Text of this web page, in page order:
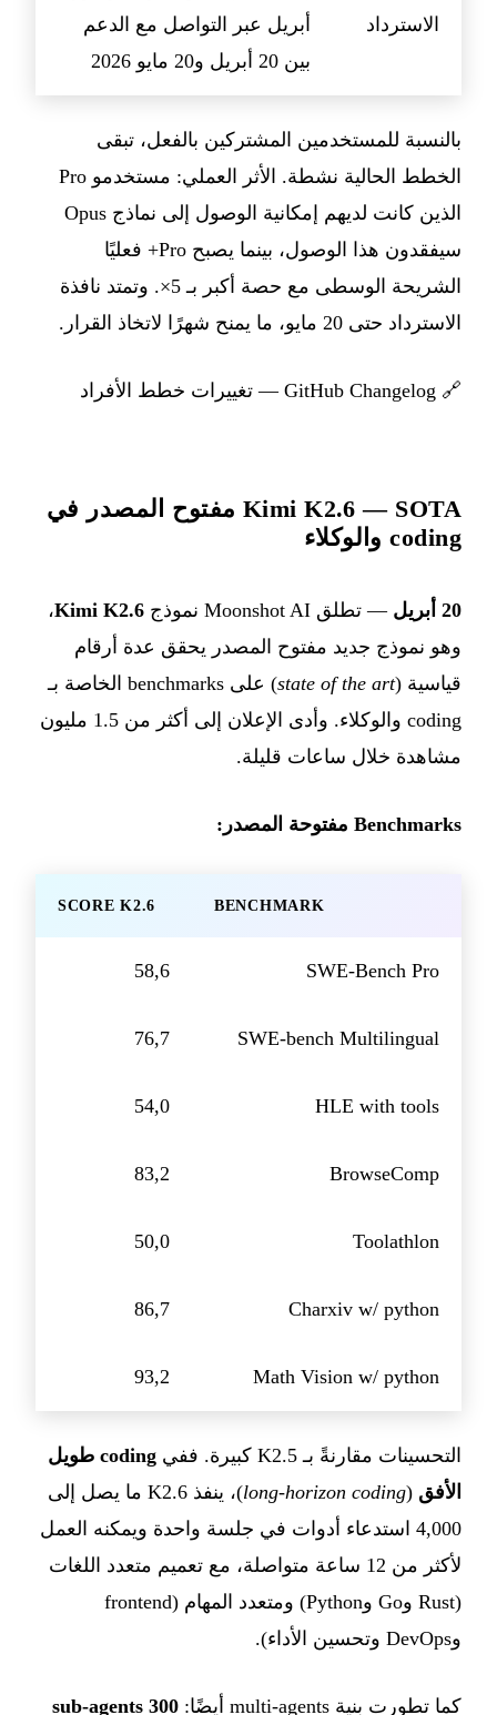
الاسترداد
أبريل عبر التواصل مع الدعم
بين 20 أبريل و20 مايو 2026
بالنسبة للمستخدمين المشتركين بالفعل، تبقى
الخطط الحالية نشطة. الأثر العملي: مستخدمو Pro
الذين كانت لديهم إمكانية الوصول إلى نماذج Opus
سيفقدون هذا الوصول، بينما يصبح Pro+ فعليًا
الشريحة الوسطى مع حصة أكبر بـ 5×. وتمتد نافذة
الاسترداد حتى 20 مايو، ما يمنح شهرًا لاتخاذ القرار.
🔗 GitHub Changelog — تغييرات خطط الأفراد
Kimi K2.6 — SOTA مفتوح المصدر في
coding والوكلاء
20 أبريل — تطلق Moonshot AI نموذج Kimi K2.6،
وهو نموذج جديد مفتوح المصدر يحقق عدة أرقام
قياسية (state of the art
) على benchmarks الخاصة بـ
coding والوكلاء. وأدى الإعلان إلى أكثر من 1.5 مليون
مشاهدة خلال ساعات قليلة.
Benchmarks مفتوحة المصدر:
BENCHMARK
SCORE K2.6
SWE-Bench Pro
58,6
SWE-bench Multilingual
76,7
HLE with tools
54,0
BrowseComp
83,2
Toolathlon
50,0
Charxiv w/ python
86,7
Math Vision w/ python
93,2
التحسينات مقارنةً بـ K2.5 كبيرة. ففي
coding طويل
الأفق (
long-horizon coding
)، ينفذ K2.6 ما يصل إلى
4,000 استدعاء أدوات في جلسة واحدة ويمكنه العمل
لأكثر من 12 ساعة متواصلة، مع تعميم متعدد اللغات
(Rust وGo وPython) ومتعدد المهام (frontend
وDevOps وتحسين الأداء).
كما تطورت بنية multi-agents أيضًا: 300 sub-agents